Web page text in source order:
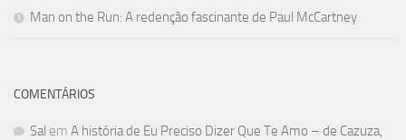
Man on the Run: A redenção fascinante de Paul McCartney
COMENTÁRIOS
Sal em A história de Eu Preciso Dizer Que Te Amo – de Cazuza,